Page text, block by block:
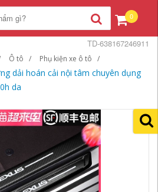
0
Ô tô Phụ kiện xe ô tô
dải hoán cải nội tâm chuyên dụng
da
TD-638167246911